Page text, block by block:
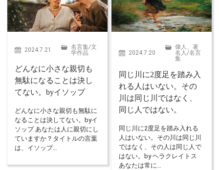
2024.7.21 名言集/文
学作品
どんなに小さな親切も
無駄になることは決し
てない。byイソップ
どんなに小さな親切も無駄に
なることは決してない。byイ
ソップ あなたは人に親切にし
ていますか？タイトルの言葉
は、イソップ…
2024.7.20
偉人、著
名人/名言
集
同じ川に2度足を踏み入
れる人はいない。その
川は同じ川ではなく、
同じ人ではない。
同じ川に2度足を踏み入れる
人はいない。その川は同じ川
ではなく、その人は同じ人で
はない。by ヘラクレイトス
あなたは常に…